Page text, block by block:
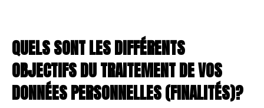
QUELS SONT LES DIFFÉRENTS
OBJECTIFS DU TRAITEMENT DE VOS
DONNÉES PERSONNELLES (FINALITÉS)?